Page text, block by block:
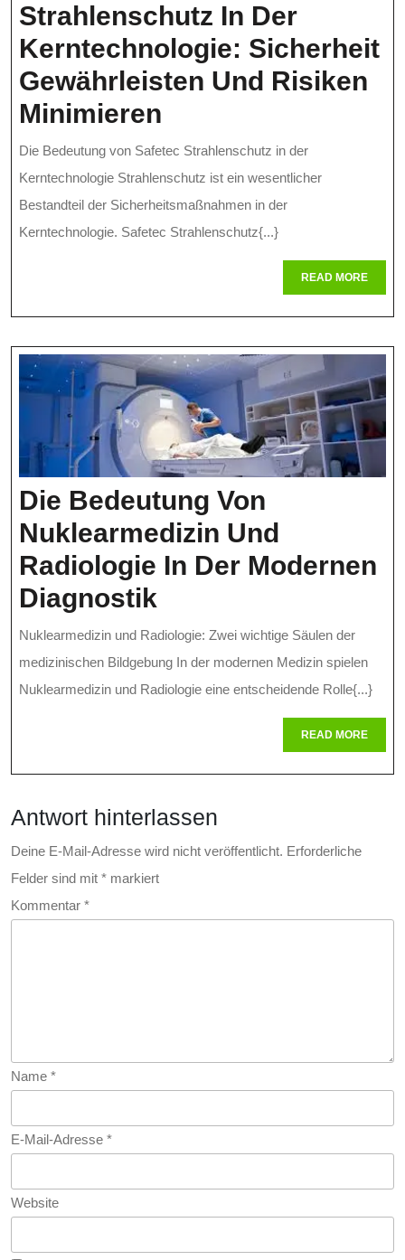
Strahlenschutz In Der
Kerntechnologie: Sicherheit
Gewährleisten Und Risiken
Minimieren
Bedeutung
Von
Safetec
Strahlenschutz
Kerntechnologie:
Sicherheit
Gewährleisten
Und
Risiken
Minimieren
Die Bedeutung von Safetec Strahlenschutz in der
Kerntechnologie Strahlenschutz ist ein wesentlicher
Bestandteil der Sicherheitsmaßnahmen in der
Kerntechnologie. Safetec Strahlenschutz{...}
READ MOREREAD
MORE
Die Bedeutung Von
Nuklearmedizin Und
Radiologie In Der Modernen
Diagnostik
Bedeutung
Von
Nuklearmedizin
Radiologie
Der
Modernen
Diagnostik
Nuklearmedizin und Radiologie: Zwei wichtige Säulen der
medizinischen Bildgebung In der modernen Medizin spielen
Nuklearmedizin und Radiologie eine entscheidende Rolle{...}
READ MOREREAD
MORE
Antwort hinterlassen
Deine E-Mail-Adresse wird nicht veröffentlicht. Erforderliche
Felder sind mit * markiert
Kommentar *
Name *
E-Mail-Adresse *
Website